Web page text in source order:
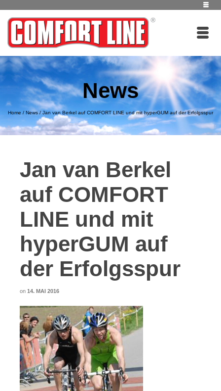
News
Home / News / Jan van Berkel auf COMFORT LINE und mit hyperGUM auf der Erfolgsspur
Jan van Berkel
auf COMFORT
LINE und mit
hyperGUM auf
der Erfolgsspur
on 14. MAI 2016